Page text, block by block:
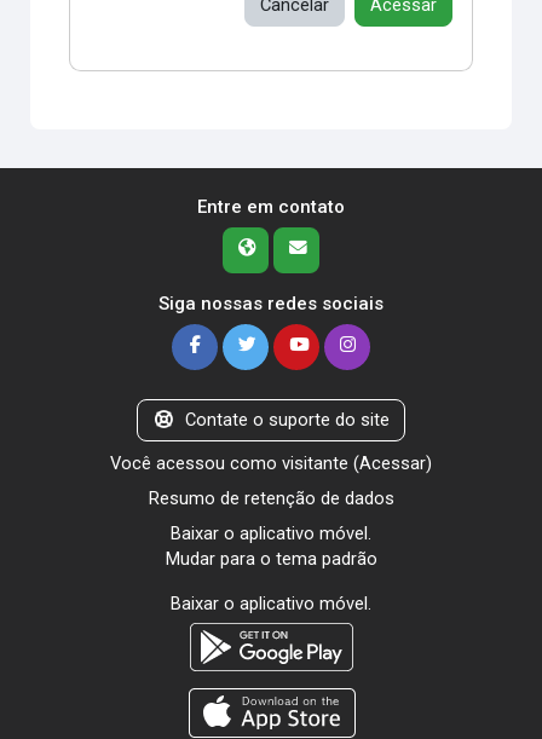
Cancelar Acessar
Entre em contato
Siga nossas redes sociais
Contate o suporte do site
Você acessou como visitante (Acessar)
Resumo de retenção de dados
Baixar o aplicativo móvel.
Mudar para o tema padrão
Baixar o aplicativo móvel.